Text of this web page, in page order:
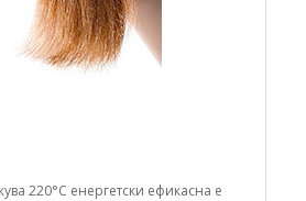
220°C енергетски ефикасна е